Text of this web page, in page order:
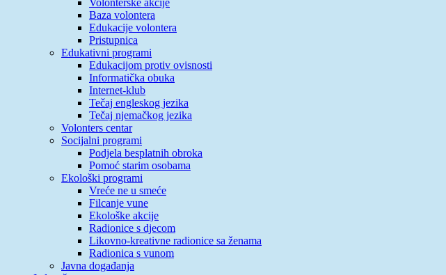
Baza volontera
Edukacije volontera
Pristupnica
Edukativni programi
Edukacijom protiv ovisnosti
Informatička obuka
Internet-klub
Tečaj engleskog jezika
Tečaj njemačkog jezika
Volonters centar
Socijalni programi
Podjela besplatnih obroka
Pomoć starim osobama
Ekološki programi
Vreće ne u smeće
Filcanje vune
Ekološke akcije
Radionice s djecom
Likovno-kreativne radionice sa ženama
Radionica s vunom
Javna događanja